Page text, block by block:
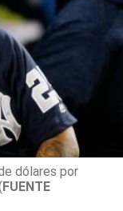
dólares por
FUENTE